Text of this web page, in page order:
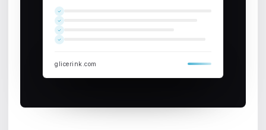
glicerink.com